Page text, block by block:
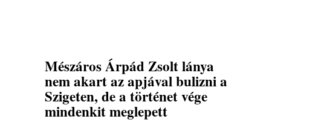
Mészáros Árpád Zsolt lánya
nem akart az apjával bulizni a
Szigeten, de a történet vége
mindenkit meglepett